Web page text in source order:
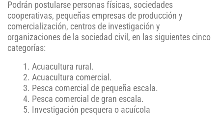
Podrán postularse personas físicas, sociedades
cooperativas, pequeñas empresas de producción y
comercialización, centros de investigación y
organizaciones de la sociedad civil, en las siguientes cinco
categorías:
Acuacultura rural.
Acuacultura comercial.
Pesca comercial de pequeña escala.
Pesca comercial de gran escala.
Investigación pesquera o acuícola